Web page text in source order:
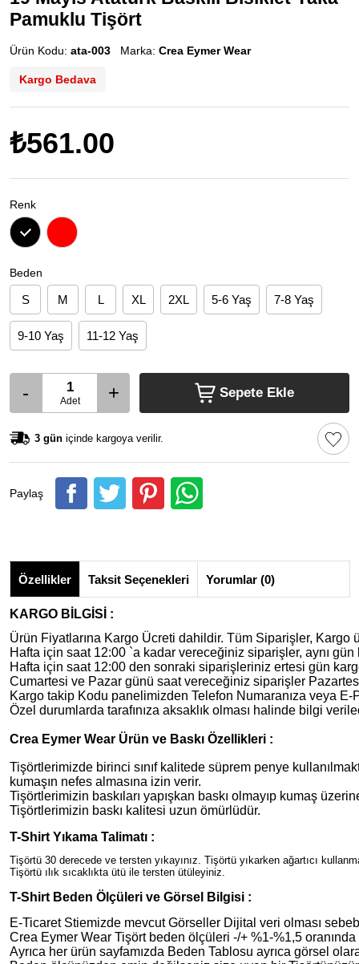
Pamuklu Tişört
Ürün Kodu: ata-003 Marka: Crea Eymer Wear
Kargo Bedava
₺561.00
Renk
Beden
S M L XL 2XL 5-6 Yaş 7-8 Yaş
9-10 Yaş 11-12 Yaş
- Adet + Sepete Ekle
3 gün içinde kargoya verilir.
Paylaş
Özellikler Taksit Seçenekleri Yorumlar (0)
KARGO BİLGİSİ :
Ürün Fiyatlarına Kargo Ücreti dahildir. Tüm Siparişler,
Hafta için saat 12:00 `a kadar vereceğiniz siparişler, aynı
Hafta için saat 12:00 den sonraki siparişleriniz ertesi gün
Cumartesi ve Pazar günü saat vereceğiniz siparişler
Kargo takip Kodu panelimizden Telefon Numaranıza veya E-
Özel durumlarda tarafınıza aksaklık olması halinde bilgi
Crea Eymer Wear Ürün ve Baskı Özellikleri :
Tişörtlerimizde birinci sınıf kalitede süprem penye
kumaşın nefes almasına izin verir.
Tişörtlerimizin baskıları yapışkan baskı olmayıp kumaş
Tişörtlerimizin baskı kalitesi uzun ömürlüdür.
T-Shirt Yıkama Talimatı :
Tişörtü 30 derecede ve tersten yıkayınız. Tişörtü yıkarken ağartıcı
Tişörtü ılık sıcaklıkta ütü ile tersten ütüleyiniz.
T-Shirt Beden Ölçüleri ve Görsel Bilgisi :
E-Ticaret Stiemizde mevcut Görseller Dijital veri olması
Crea Eymer Wear Tişört beden ölçüleri -/+ %1-%1,5
Ayrıca her ürün sayfamızda Beden Tablosu ayrıca görsel